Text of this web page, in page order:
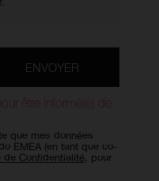
ENVOYER
être informé(e) de
que mes données
EMEA (en tant que co-
de Confidentialité , pour